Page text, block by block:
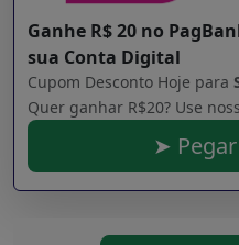
Ganhe R$ 20 no
sua Conta Digital
Cupom Desconto Hoje para
➤